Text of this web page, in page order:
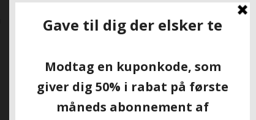
SKAL VI VÆRE VENNER?